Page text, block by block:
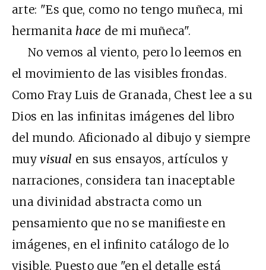
arte: "Es que, como no tengo muñeca, mi
hermanita hace de mi muñeca".
No vemos al viento, pero lo leemos en
el movimiento de las visibles frondas.
Como Fray Luis de Granada, Chest lee a su
Dios en las infinitas imágenes del libro
del mundo. Aficionado al dibujo y siempre
muyvisual en sus ensayos, artículos y
narraciones, considera tan inaceptable
una divinidad abstracta como un
pensamiento que no se manifieste en
imágenes, en el infinito catálogo de lo
visible. Puesto que "en el detalle está